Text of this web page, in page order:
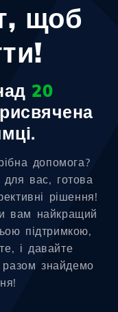
щоб
20
допомога?
вас, готова
рішення!
вам найкращий
підтримкою,
і давайте
знайдемо